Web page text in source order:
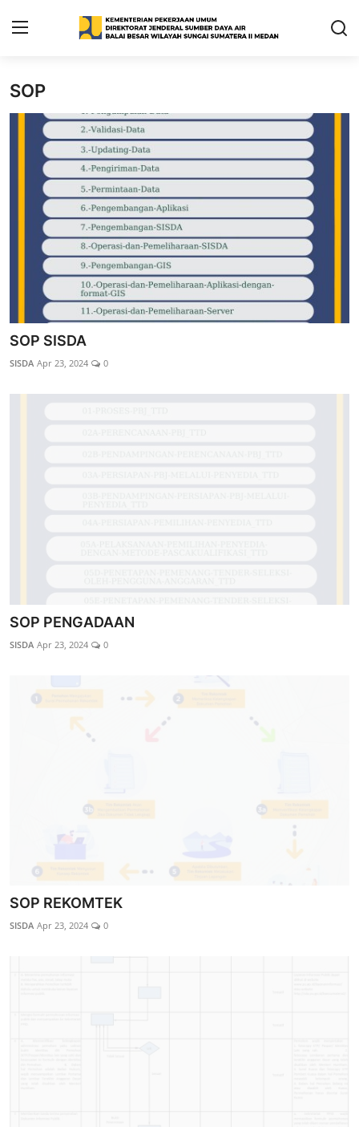
Home
SDA-net
Profil
PU-net
Publikasi
Informasi
LAYANAN BALAI
SOP
SOP SISDA
SISDA Apr 23, 2024 0
SOP PENGADAAN
SISDA Apr 23, 2024 0
SOP REKOMTEK
SISDA Apr 23, 2024 0